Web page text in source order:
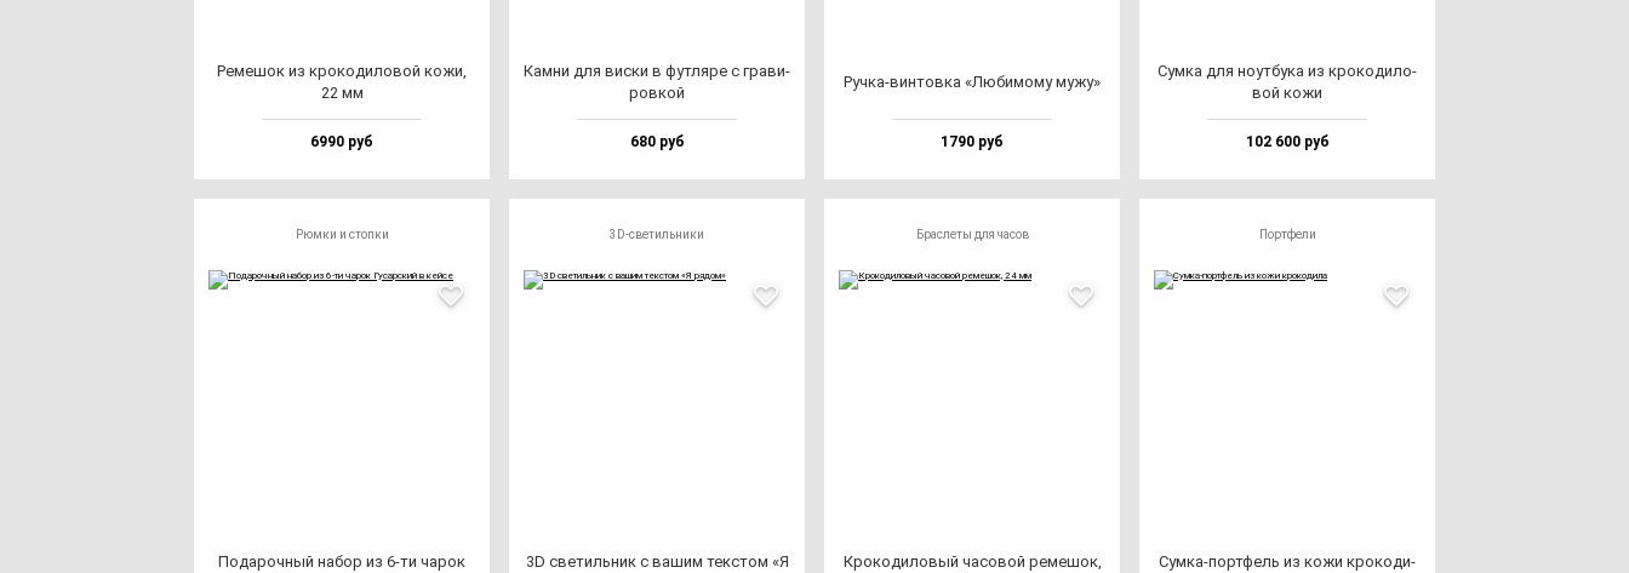
Реме­шок из кро­ко­ди­ло­вой ко­жи,
22 мм
6990 руб
Кам­ни для вис­ки в фут­ля­ре с гра­ви­
ров­кой
680 руб
Руч­ка-вин­тов­ка «Люби­мо­му му­жу»
1790 руб
Сум­ка для но­ут­бу­ка из кро­ко­ди­ло­
вой ко­жи
102 600 руб
Рюмки и стопки
Пода­роч­ный на­бор из 6-ти ча­рок
3D-светильники
3D све­тиль­ник с ва­шим тек­стом «Я
Браслеты для часов
Кро­ко­ди­ло­вый ча­со­вой ре­ме­шок,
Портфели
Сум­ка-пор­тфель из ко­жи кро­ко­ди­